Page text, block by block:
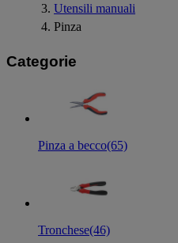
Utensili manuali
Pinza
Categorie
Pinza a becco(65)
Tronchese(46)